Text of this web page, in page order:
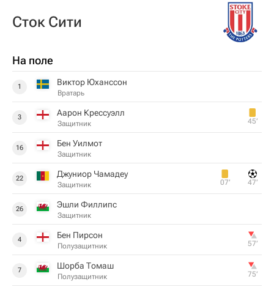
Сток Сити
На поле
1 Виктор Юханссон
Вратарь
3 Аарон Крессуэлл
Защитник 45‎’‎
16 Бен Уилмот
Защитник
22 Джуниор Чамадеу
Защитник 07‎’‎ 47‎’‎
26 Эшли Филлипс
Защитник
4 Бен Пирсон
Полузащитник 57‎’‎
7 Шорба Томаш
Полузащитник 75‎’‎